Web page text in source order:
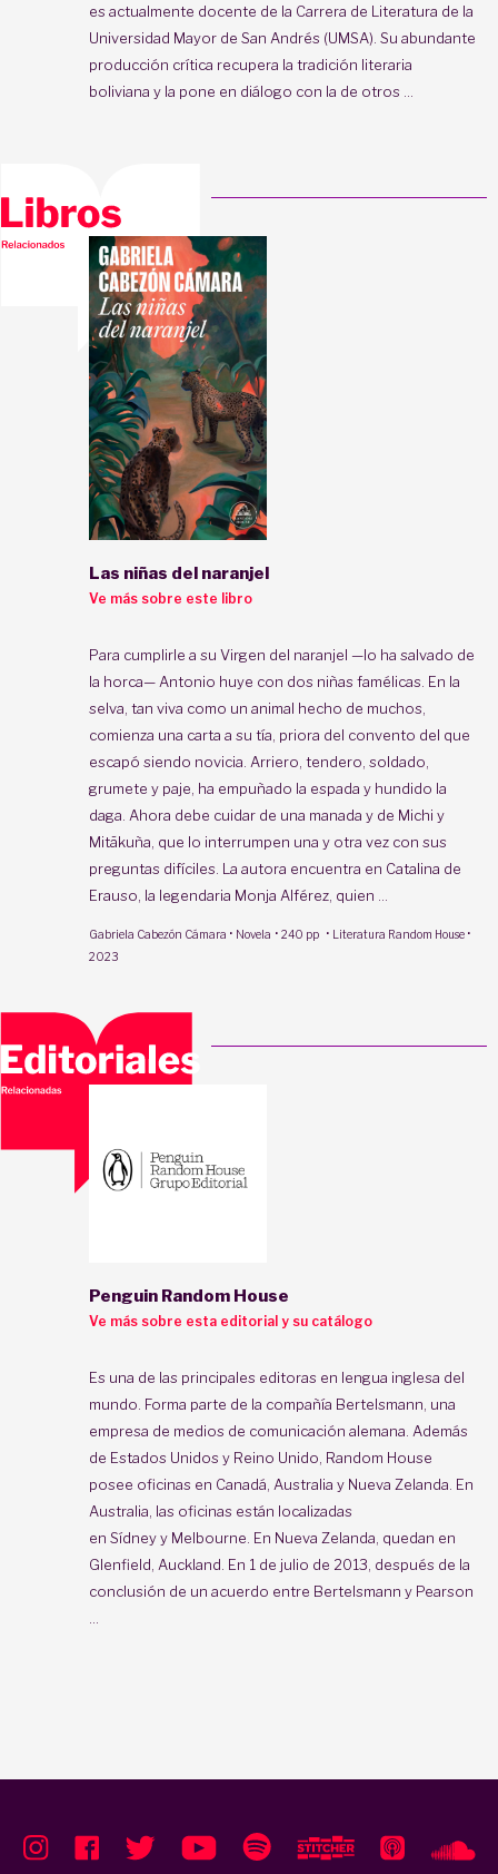
es actualmente docente de la Carrera de Literatura de la
Universidad Mayor de San Andrés (UMSA). Su abundante
producción crítica recupera la tradición literaria
boliviana y la pone en diálogo con la de otros ...
Las niñas del naranjel
Ve más sobre este libro
Para cumplirle a su Virgen del naranjel —lo ha salvado de
la horca— Antonio huye con dos niñas famélicas. En la
selva, tan viva como un animal hecho de muchos,
comienza una carta a su tía, priora del convento del que
escapó siendo novicia. Arriero, tendero, soldado,
grumete y paje, ha empuñado la espada y hundido la
daga. Ahora debe cuidar de una manada y de Michi y
Mitãkuña, que lo interrumpen una y otra vez con sus
preguntas difíciles. La autora encuentra en Catalina de
Erauso, la legendaria Monja Alférez, quien ...
Gabriela Cabezón Cámara · Novela · 240 pp · Literatura Random House ·
2023
Penguin Random House
Ve más sobre esta editorial y su catálogo
Es una de las principales editoras en lengua inglesa del
mundo. Forma parte de la compañía Bertelsmann, una
empresa de medios de comunicación alemana. Además
de Estados Unidos y Reino Unido, Random House
posee oficinas en Canadá, Australia y Nueva Zelanda. En
Australia, las oficinas están localizadas
en Sídney y Melbourne. En Nueva Zelanda, quedan en
Glenfield, Auckland. En 1 de julio de 2013, después de la
conclusión de un acuerdo entre Bertelsmann y Pearson
...